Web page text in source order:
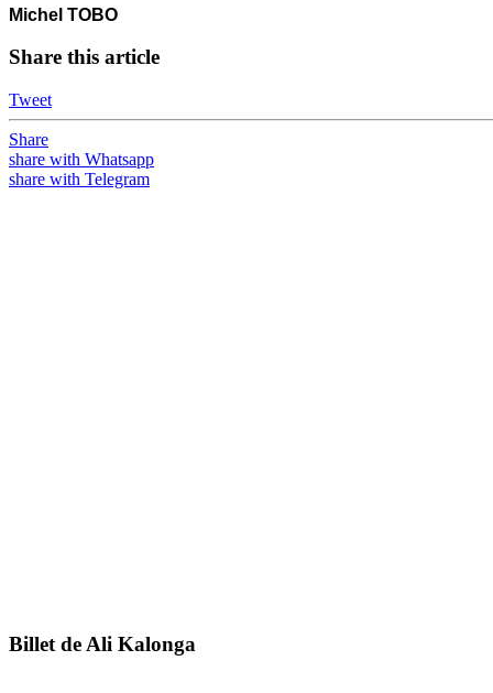
Michel TOBO
Share this article
Tweet
Share
share with Whatsapp
share with Telegram
Billet de Ali Kalonga